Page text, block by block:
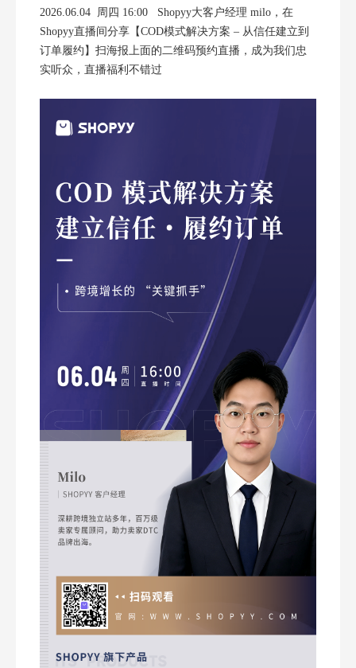
2026.06.04 周四 16:00 Shopyy大客户经理 milo，在
Shopyy直播间分享【COD模式解决方案 – 从信任建立到
订单履约】扫海报上面的二维码预约直播，成为我们忠
实听众，直播福利不错过